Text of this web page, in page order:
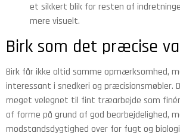
et sikkert blik for resten af
mere visuelt.
Birk som det præcise
Birk får ikke altid samme opmærksomhed,
interessant i snedkeri og præcisionsmøbler.
meget velegnet til fint træarbejde som
af forme på grund af god bearbejdelighed,
modstandsdygtighed over for fugt og